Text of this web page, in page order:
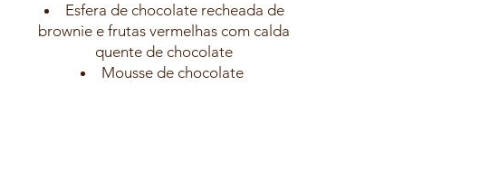
Esfera de chocolate recheada de
brownie e frutas vermelhas com calda
quente de chocolate
Mousse de chocolate